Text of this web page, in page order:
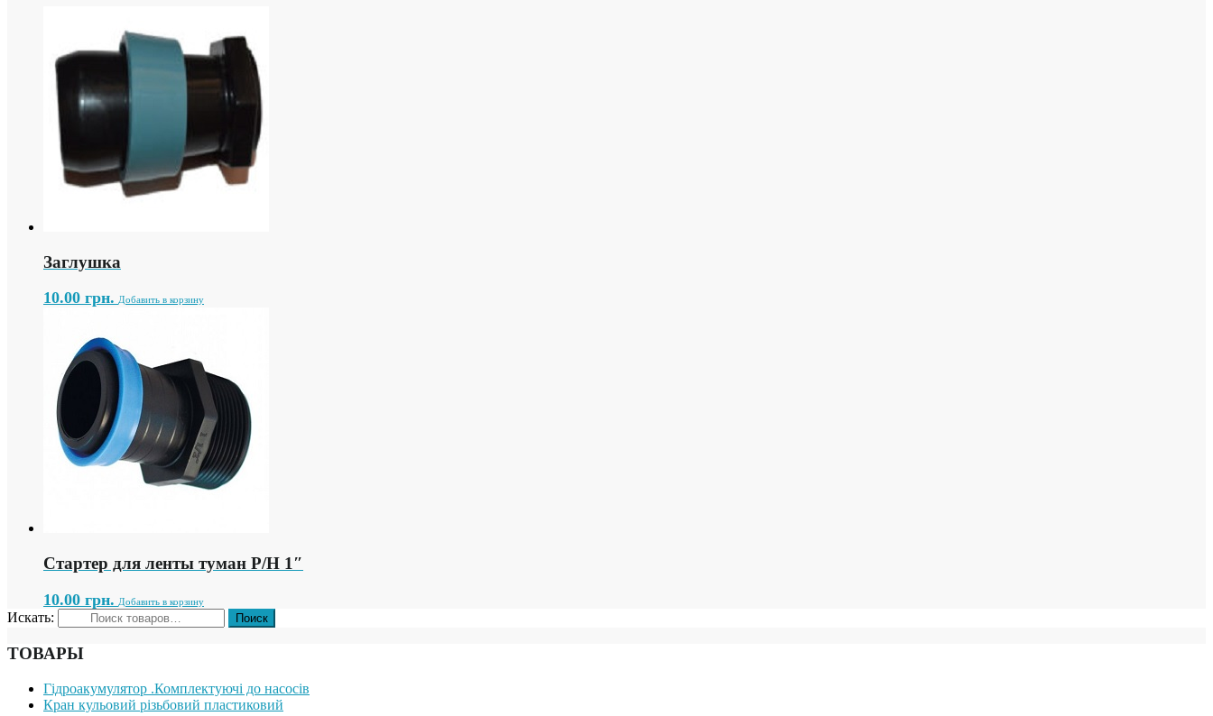
Заглушка
10.00 грн. Добавить в корзину
Стартер для ленты туман Р/Н 1″
10.00 грн. Добавить в корзину
Искать:
ТОВАРЫ
Гідроакумулятор .Комплектуючі до насосів
Кран кульовий різьбовий пластиковий